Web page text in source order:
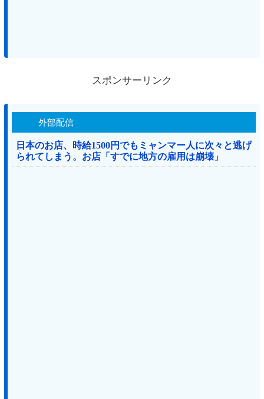
スポンサーリンク
外部配信
日本のお店、時給1500円でもミャンマー人に次々と逃げ
られてしまう。お店「すでに地方の雇用は崩壊」